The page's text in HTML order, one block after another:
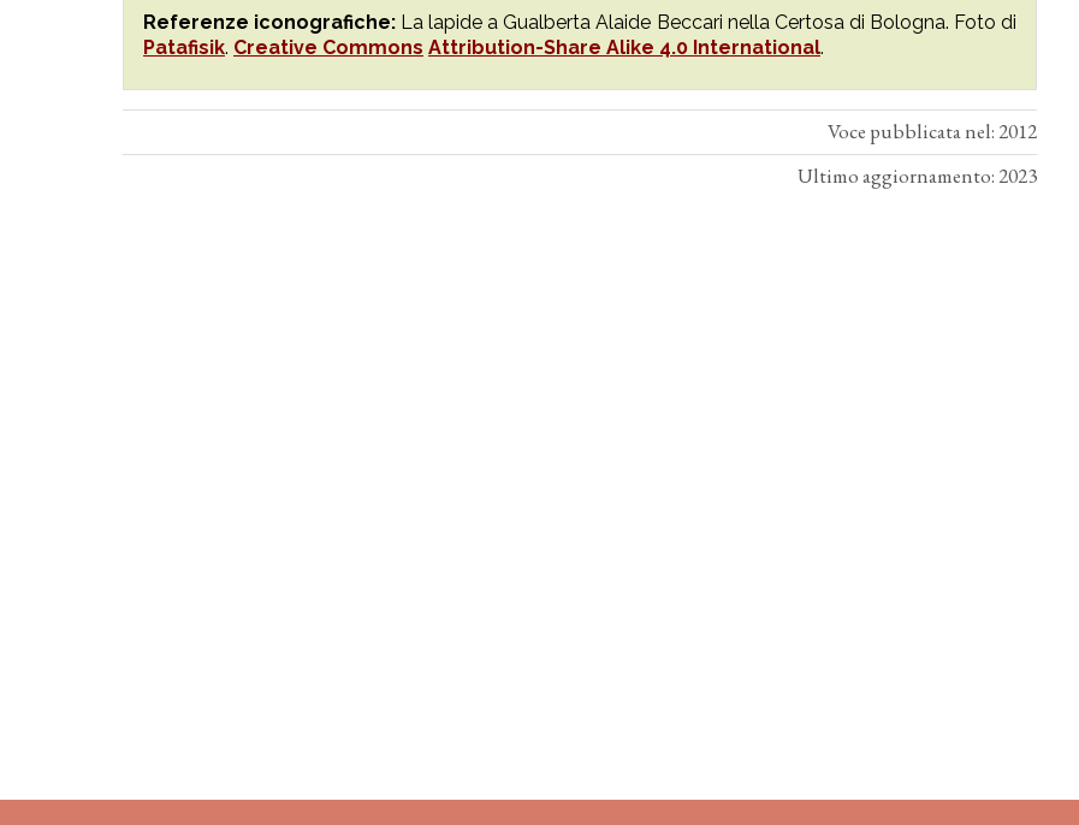
Referenze iconografiche: La lapide a Gualberta Alaide Beccari nella Certosa di Bologna. Foto di
Patafisik. Creative Commons Attribution-Share Alike 4.0 International.
Voce pubblicata nel: 2012
Ultimo aggiornamento: 2023